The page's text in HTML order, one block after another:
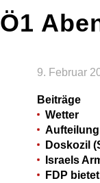
Ö1
9. Februar
Beiträge
Wetter
Doskozil
Israels
FDP